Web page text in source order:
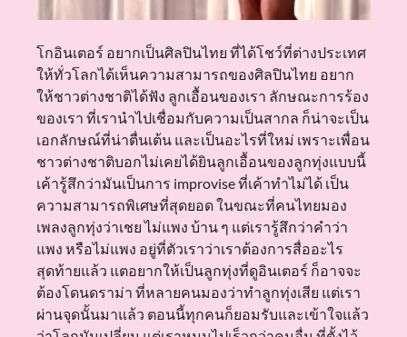
โกอินเตอร์ อยากเป็นศิลปินไทย ที่ได้โชว์ที่ต่างประเทศ
ให้ทั่วโลกได้เห็นความสามารถของศิลปินไทย อยาก
ให้ชาวต่างชาติได้ฟัง ลูกเอื้อนของเรา ลักษณะการร้อง
ของเรา ที่เรานำไปเชื่อมกับความเป็นสากล ก็น่าจะเป็น
เอกลักษณ์ที่น่าตื่นเต้น และเป็นอะไรที่ใหม่ เพราะเพื่อน
ชาวต่างชาติบอกไม่เคยได้ยินลูกเอื้อนของลูกทุ่งแบบนี้
เค้ารู้สึกว่ามันเป็นการ improvise ที่เค้าทำไม่ได้ เป็น
ความสามารถพิเศษที่สุดยอด ในขณะที่คนไทยมอง
เพลงลูกทุ่งว่าเชย ไม่แพง บ้าน ๆ แต่เรารู้สึกว่าคำว่า
แพง หรือไม่แพง อยู่ที่ตัวเราว่าเราต้องการสื่ออะไร
สุดท้ายแล้ว แตอยากให้เป็นลูกทุ่งที่ดูอินเตอร์ ก็อาจจะ
ต้องโดนดราม่า ที่หลายคนมองว่าทำลูกทุ่งเสีย แต่เรา
ผ่านจุดนั้นมาแล้ว ตอนนี้ทุกคนก็ยอมรับและเข้าใจแล้ว